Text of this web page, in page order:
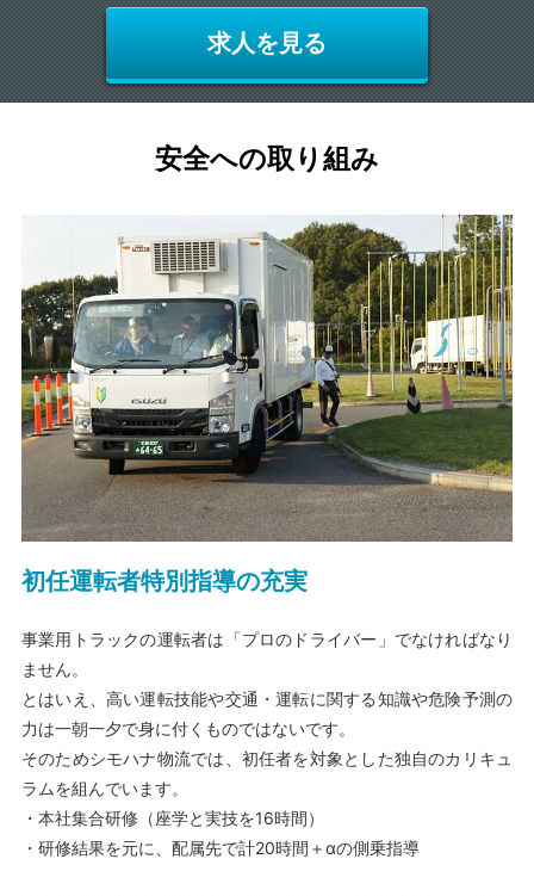
求人を見る
安全への取り組み
初任運転者特別指導の充実
事業用トラックの運転者は「プロのドライバー」でなければなり
ません。
とはいえ、高い運転技能や交通・運転に関する知識や危険予測の
力は一朝一夕で身に付くものではないです。
そのためシモハナ物流では、初任者を対象とした独自のカリキュ
ラムを組んでいます。
・本社集合研修（座学と実技を16時間）
・研修結果を元に、配属先で計20時間＋αの側乗指導